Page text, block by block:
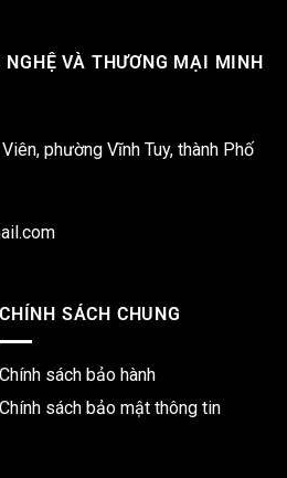
NGHỆ VÀ THƯƠNG MẠI MINH
phường Vĩnh Tuy, thành Phố
CHÍNH SÁCH CHUNG
Chính sách bảo hành
Chính sách bảo mật thông tin